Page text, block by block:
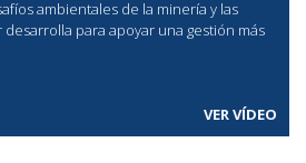
ambientales de la minería y las
para apoyar una gestión más
VER VÍDEO